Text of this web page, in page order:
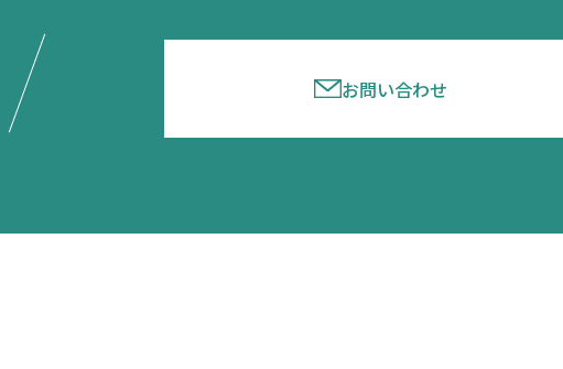
お問い合わせ